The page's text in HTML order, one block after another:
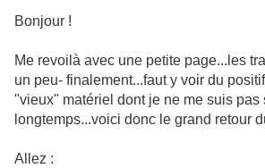
Bonjour !
Me revoilà avec une petite page...les
un peu- finalement...faut y voir du
"vieux" matériel dont je ne me suis pas
longtemps...voici donc le grand retour
Allez :